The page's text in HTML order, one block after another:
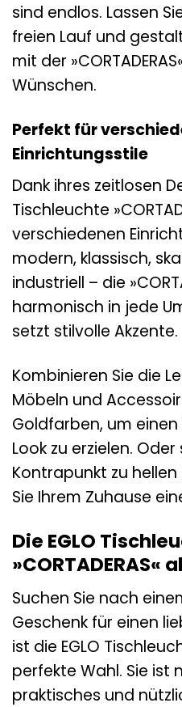
sind endlos. Lassen
freien Lauf und
mit der
Wünschen.
Perfekt für
Einrichtungsstile
Dank ihres zeitlosen
Tischleuchte
verschiedenen
modern, klassisch,
industriell – die
harmonisch in jede
setzt stilvolle Akzente.
Kombinieren Sie die
Möbeln und
Goldfarben, um
Look zu erzielen.
Kontrapunkt zu
Sie Ihrem Zuhause
Die EGLO
»CORTADERAS«
Suchen Sie nach
Geschenk für einen
ist die EGLO
perfekte Wahl. Sie ist
praktisches und